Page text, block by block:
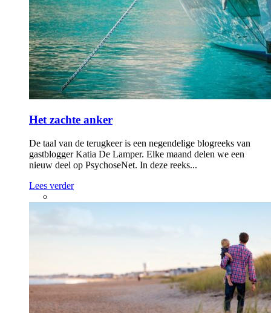
Het zachte anker
De taal van de terugkeer is een negendelige blogreeks van
gastblogger Katia De Lamper. Elke maand delen we een
nieuw deel op PsychoseNet. In deze reeks...
Lees verder